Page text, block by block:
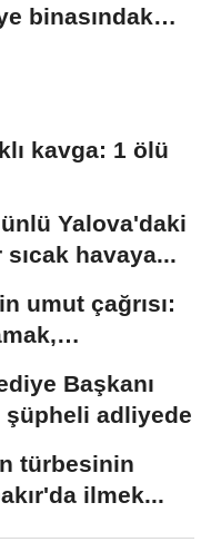
binasındaki
kavga: 1 ölü
ünlü Yalova'daki
havaya...
umut çağrısı:
Başkanı
şüpheli adliyede
türbesinin
ilmek...